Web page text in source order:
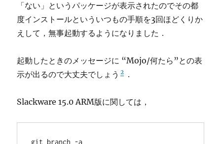
「ない」というパッケージが表示されたのでその都
度インストールといういつもの手順を3回ほどくりか
えして，無事起動するようになりました．
起動したときのメッセージに “Mojo/何たら”との表
示が出るので大丈夫でしょう 2 ．
Slackware 15.0 ARM版に関しては，
git branch -a